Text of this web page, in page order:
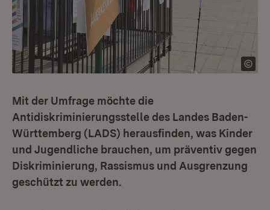
Mit der Umfrage möchte die
Antidiskriminierungsstelle des Landes Baden-
Württemberg (LADS) herausfinden, was Kinder
und Jugendliche brauchen, um präventiv gegen
Diskriminierung, Rassismus und Ausgrenzung
geschützt zu werden.